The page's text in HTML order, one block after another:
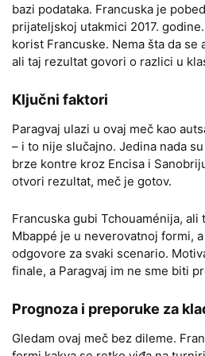
bazi podataka. Francuska je
prijateljskoj utakmici 2017.
korist Francuske. Nema šta da se
ali taj rezultat govori o razlici u
Ključni faktori
Paragvaj ulazi u ovaj meč kao
– i to nije slučajno. Jedina nada
brze kontre kroz Encisa i
otvori rezultat, meč je gotov.
Francuska gubi Tchouaménija, ali
Mbappé je u neverovatnoj formi,
odgovore za svaki scenario.
finale, a Paragvaj im ne sme biti
Prognoza i preporuke za
Gledam ovaj meč bez dileme.